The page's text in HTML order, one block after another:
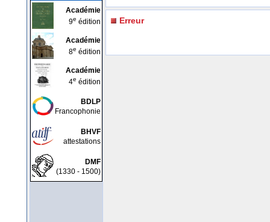
Académie
9e édition
Académie
8e édition
Académie
4e édition
BDLP
Francophonie
BHVF
attestations
DMF
(1330 - 1500)
Erreur